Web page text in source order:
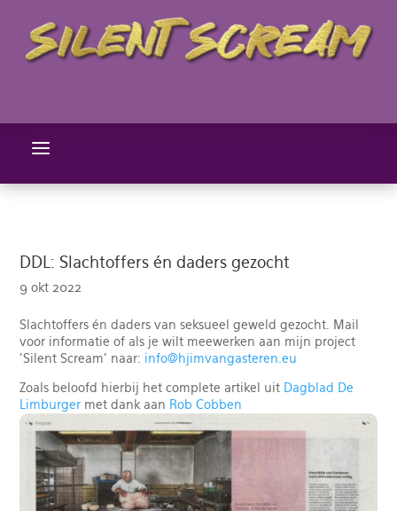
a
DDL: Slachtoffers én daders gezocht
9 okt 2022
Slachtoffers én daders van seksueel geweld gezocht. Mail
voor informatie of als je wilt meewerken aan mijn project
'Silent Scream' naar: info@hjimvangasteren.eu
Zoals beloofd hierbij het complete artikel uit Dagblad De
Limburger met dank aan Rob Cobben